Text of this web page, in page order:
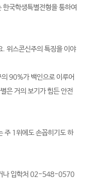
국학생특별전형을 통하여
. 위스콘신주의 특징을 이야
90%가 백인으로 이루어
은 거의 보기가 힘든 안전
주 1위에도 손꼽히기도 하
거나 입학처 02-548-0570